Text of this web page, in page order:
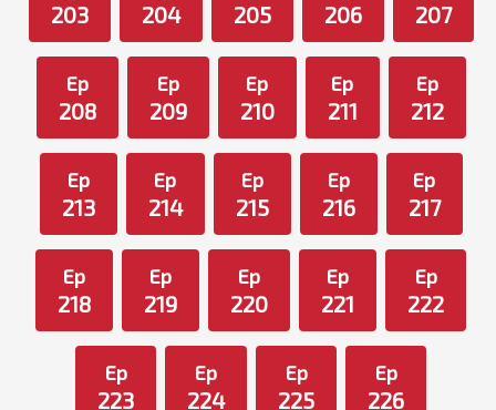
203 204 205 206 207
Ep
208
Ep
209
Ep
210
Ep
211
Ep
212
Ep
213
Ep
214
Ep
215
Ep
216
Ep
217
Ep
218
Ep
219
Ep
220
Ep
221
Ep
222
Ep
223
Ep
224
Ep
225
Ep
226